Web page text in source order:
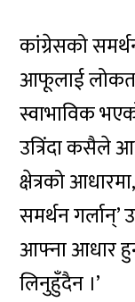
कांग्रेसको
आफूलाई
स्वाभाविक
उत्रिंदा कसैले
क्षेत्रको
समर्थन
आफ्ना आधार
लिनुहुँदैन ।’